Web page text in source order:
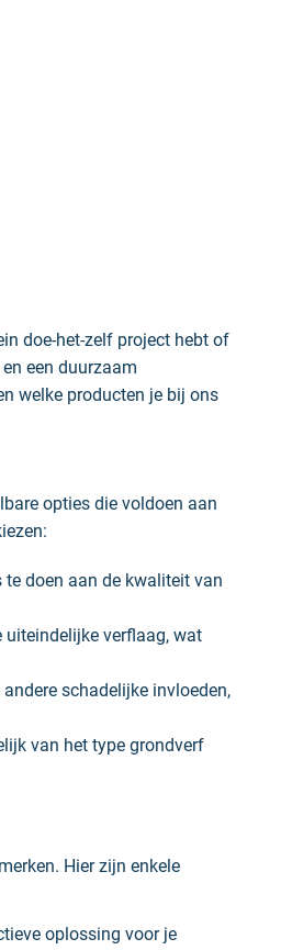
doe-het-zelf project hebt of
een duurzaam
welke producten je bij ons
opties die voldoen aan
doen aan de kwaliteit van
verflaag, wat
schadelijke invloeden,
van het type grondverf
Hier zijn enkele
oplossing voor je